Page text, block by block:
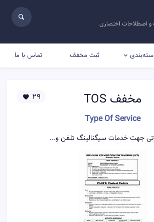
و اصطلاحات اختصاری
ثبت مخفف تماس با ما
مخففTOS
Type Of Service
29
جهت خدمات سیگنالینگ تلفن و...